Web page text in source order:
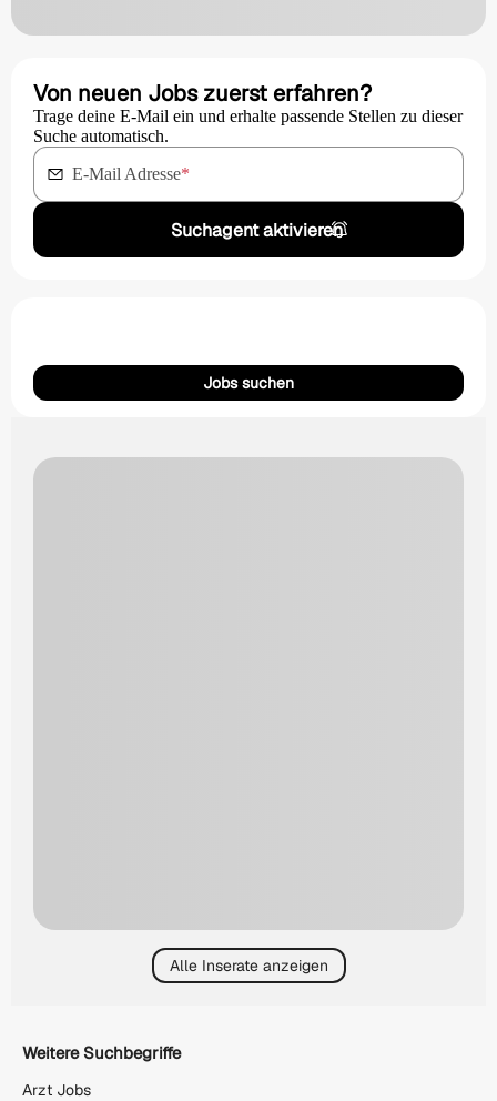
Von neuen Jobs zuerst erfahren?
Trage deine E-Mail ein und erhalte passende Stellen zu dieser
Suche automatisch.
E-Mail Adresse*
Suchagent aktivieren
Jobs suchen
Alle Inserate anzeigen
Weitere Suchbegriffe
Arzt Jobs